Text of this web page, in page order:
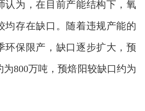
认为，在目前产能结构下，氧
均存在缺口。随着违规产能的
环保限产，缺口逐步扩大，预
800万吨，预焙阳较缺口约为